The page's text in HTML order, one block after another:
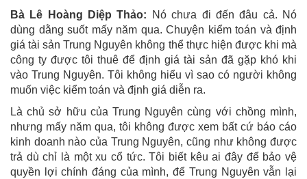
Bà Lê Hoàng Diệp Thảo: Nó chưa đi đến đâu cả. Nó
dùng dằng suốt mấy năm qua. Chuyện kiểm toán và định
giá tài sản Trung Nguyên không thể thực hiện được khi mà
công ty được tôi thuê để định giá tài sản đã gặp khó khi
vào Trung Nguyên. Tôi không hiểu vì sao có người không
muốn việc kiểm toán và định giá diễn ra.
Là chủ sở hữu của Trung Nguyên cùng với chồng mình,
nhưng mấy năm qua, tôi không được xem bất cứ báo cáo
kinh doanh nào của Trung Nguyên, cũng như không được
trả dù chỉ là một xu cổ tức. Tôi biết kêu ai đây để bảo vệ
quyền lợi chính đáng của mình, để Trung Nguyên vẫn lại